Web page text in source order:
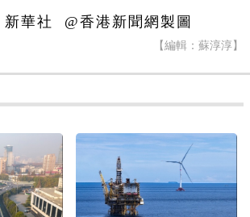
新華社 @香港新聞網製圖
【編輯：蘇淳淳】